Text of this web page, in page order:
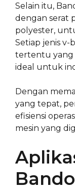
Selain itu,
dengan serat
polyester,
Setiap jenis v-
tertentu yang
ideal untuk
Dengan
yang tepat,
efisiensi
mesin yang